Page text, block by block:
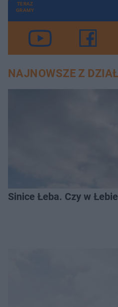
TERAZ
GRAMY
NAJNOWSZE Z
Sinice Łeba. Czy w